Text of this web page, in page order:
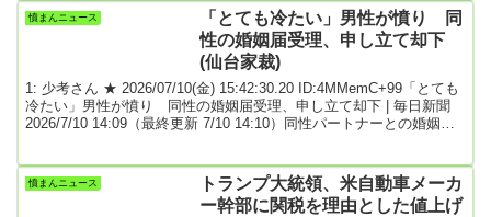
を提訴している。【動画】吉岡里帆さんが出演する同社のCM会見で
は、Aさんが自死に至った経緯や、訴訟の状況について説明が行わ
憤まんニュース
「とても冷たい」男性が憤り 同
性の婚姻届受理、申し立て却下
(仙台家裁)
1: 少考さん ★ 2026/07/10(金) 15:42:30.20 ID:4MMemC+99「とても
冷たい」男性が憤り 同性の婚姻届受理、申し立て却下 | 毎日新聞
2026/7/10 14:09（最終更新 7/10 14:10）同性パートナーとの婚姻届
10日午前11時57分、岩田優希撮影男性同士であることを理由に婚姻
届が受理されなかったのは不当だとして、仙台市太白区の...
憤まんニュース
トランプ大統領、米自動車メーカ
ー幹部に関税を理由とした値上げ